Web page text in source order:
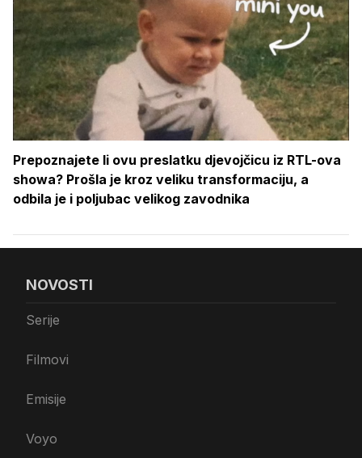
Prepoznajete li ovu preslatku djevojčicu iz RTL-ova
showa? Prošla je kroz veliku transformaciju, a
odbila je i poljubac velikog zavodnika
NOVOSTI
Serije
Filmovi
Emisije
Voyo